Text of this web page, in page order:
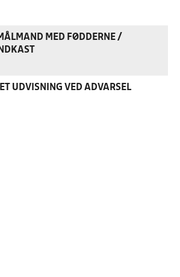
MED FØDDERNE /
UDVISNING VED ADVARSEL